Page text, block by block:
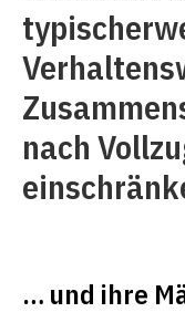
nach
… und ihre